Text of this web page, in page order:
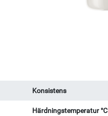
Konsistens
Härdningstemperatur °C